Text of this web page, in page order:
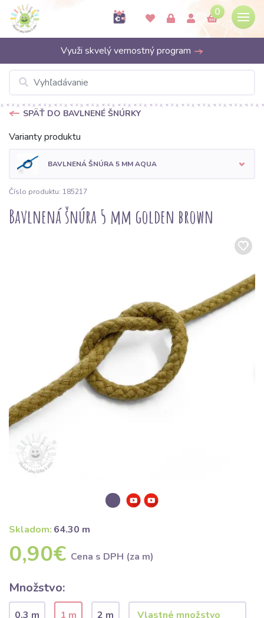
0
Využi skvelý vernostný program
SPÄŤ DO BAVLNENÉ ŠNÚRKY
Varianty produktu
BAVLNENÁ ŠNÚRA 5 MM AQUA
Číslo produktu: 185217
Bavlnená šnúra 5 mm golden brown
Skladom: 64.30 m
0,90€ Cena s DPH (za m)
Množstvo:
0.3 m 1 m
2 m